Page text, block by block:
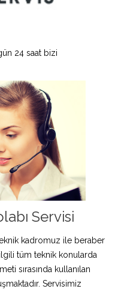
24 saat bizi
Servisi
kadromuz ile beraber
tüm teknik konularda
sırasında kullanılan
Servisimiz